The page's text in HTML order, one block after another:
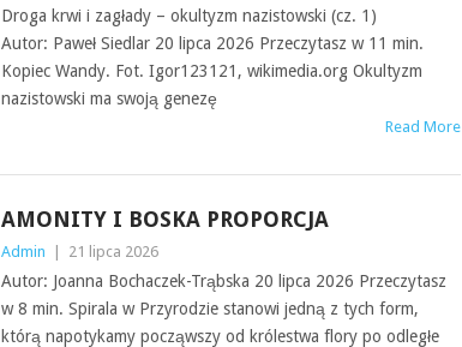
Droga krwi i zagłady – okultyzm nazistowski (cz. 1)
Autor: Paweł Siedlar 20 lipca 2026 Przeczytasz w 11 min.
Kopiec Wandy. Fot. Igor123121, wikimedia.org Okultyzm
nazistowski ma swoją genezę
Read More
AMONITY I BOSKA PROPORCJA
Admin 21 lipca 2026
Autor: Joanna Bochaczek-Trąbska 20 lipca 2026 Przeczytasz
w 8 min. Spirala w Przyrodzie stanowi jedną z tych form,
którą napotykamy począwszy od królestwa flory po odległe